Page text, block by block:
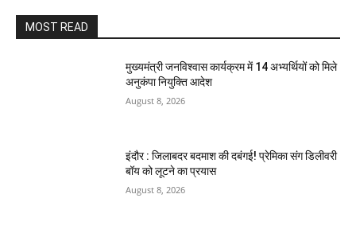
MOST READ
मुख्यमंत्री जनविश्वास कार्यक्रम में 14 अभ्यर्थियों को मिले
अनुकंपा नियुक्ति आदेश
August 8, 2026
इंदौर : जिलाबदर बदमाश की दबंगई! प्रेमिका संग डिलीवरी
बॉय को लूटने का प्रयास
August 8, 2026